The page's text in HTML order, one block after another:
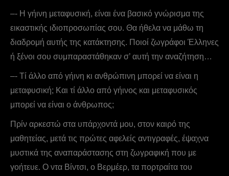
–- Η γήινη μεταφυσική, είναι ένα βασικό γνώρισμα της
εικαστικής ιδιοπροσωπίας σου. Θα ήθελα να μάθω τη
διαδρομή αυτής της κατάκτησης. Ποιοί ζωγράφοι Έλληνες
ή ξένοι σου συμπαραστάθηκαν σ’ αυτή την αναζήτηση…
–- Tί άλλο από γήινη κι ανθρώπινη μπορεί να είναι η
μεταφυσική; Kαι τί άλλο από γήινος και μεταφυσικός
μπορεί να είναι ο άνθρωπος;
Πρίν αρκεστώ στα υπάρχοντά μου, στον καιρό της
μαθητείας, μετά τις πρώτες αφελείς αντιγραφές, έψαχνα
μυστικά της αναπαράστασης στη ζωγραφική που με
γοήτευε. O ντα Bίντσι, ο Bερμέερ, τα πορτραίτα του